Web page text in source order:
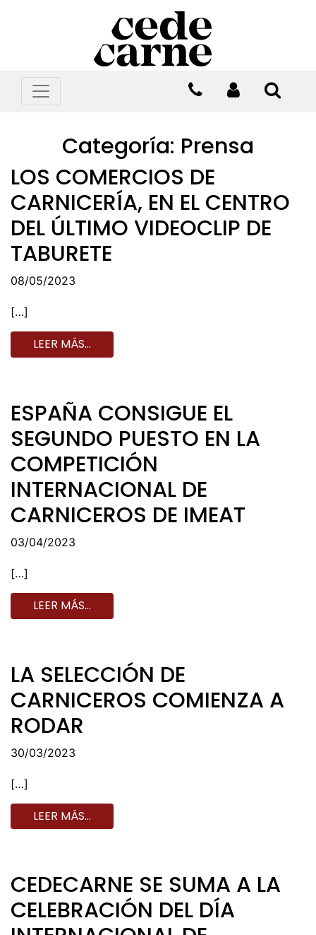
Categoría: Prensa
LOS COMERCIOS DE
CARNICERÍA, EN EL CENTRO
DEL ÚLTIMO VIDEOCLIP DE
TABURETE
08/05/2023
[…]
LEER MÁS…
ESPAÑA CONSIGUE EL
SEGUNDO PUESTO EN LA
COMPETICIÓN
INTERNACIONAL DE
CARNICEROS DE IMEAT
03/04/2023
[…]
LEER MÁS…
LA SELECCIÓN DE
CARNICEROS COMIENZA A
RODAR
30/03/2023
[…]
LEER MÁS…
CEDECARNE SE SUMA A LA
CELEBRACIÓN DEL DÍA